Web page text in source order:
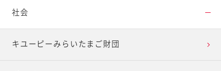
社会
キユーピーみらいたまご財団